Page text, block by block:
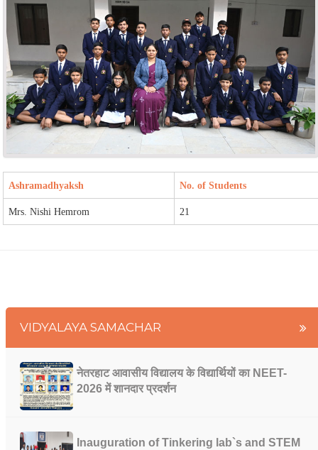
Ashramadhyaksh No. of Students
Mrs. Nishi Hemrom 21
VIDYALAYA SAMACHAR
नेतरहाट आवासीय विद्यालय के विद्यार्थियों का NEET-
2026 में शानदार प्रदर्शन
Inauguration of Tinkering lab`s and STEM